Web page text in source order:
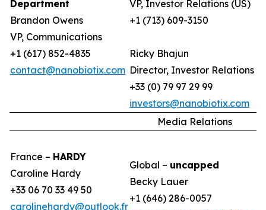
Department
Brandon Owens
VP, Communications
+1 (617) 852-4835
contact@nanobiotix.com
VP, Investor Relations (US)
+1 (713) 609-3150
Ricky Bhajun
Director, Investor Relations
+33 (0) 79 97 29 99
investors@nanobiotix.com
Media Relations
France – HARDY
Caroline Hardy
+33 06 70 33 49 50
carolinehardy@outlook.fr
Global – uncapped
Becky Lauer
+1 (646) 286-0057